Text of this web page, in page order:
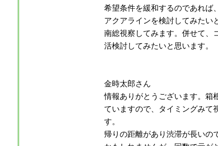
希望条件を緩和するのであれば
アクアラインを検討してみたい
南総視察してみます。併せて、
活検討してみたいと思います。
金時太郎さん
情報ありがとうございます。箱
ていますので、タイミングみて
す。
帰りの距離があり渋滞が長いの